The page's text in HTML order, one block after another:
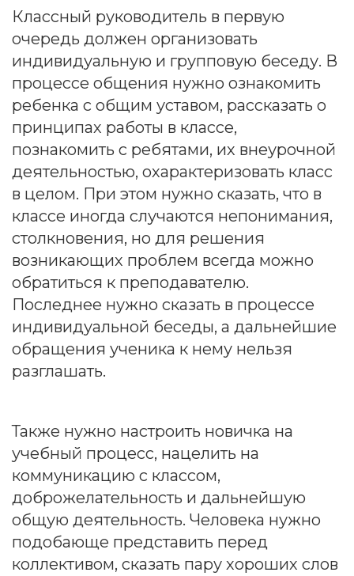
Классный руководитель в первую
очередь должен организовать
индивидуальную и групповую беседу. В
процессе общения нужно ознакомить
ребенка с общим уставом, рассказать о
принципах работы в классе,
познакомить с ребятами, их внеурочной
деятельностью, охарактеризовать класс
в целом. При этом нужно сказать, что в
классе иногда случаются непонимания,
столкновения, но для решения
возникающих проблем всегда можно
обратиться к преподавателю.
Последнее нужно сказать в процессе
индивидуальной беседы, а дальнейшие
обращения ученика к нему нельзя
разглашать.
Также нужно настроить новичка на
учебный процесс, нацелить на
коммуникацию с классом,
доброжелательность и дальнейшую
общую деятельность. Человека нужно
подобающе представить перед
коллективом, сказать пару хороших слов